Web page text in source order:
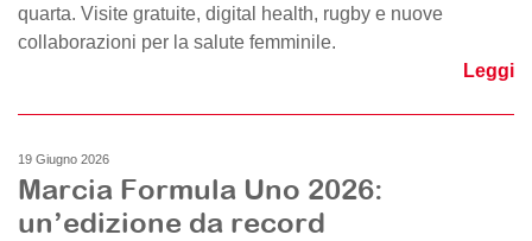
quarta. Visite gratuite, digital health, rugby e nuove
collaborazioni per la salute femminile.
Leggi
19 Giugno 2026
Marcia Formula Uno 2026:
un’edizione da record